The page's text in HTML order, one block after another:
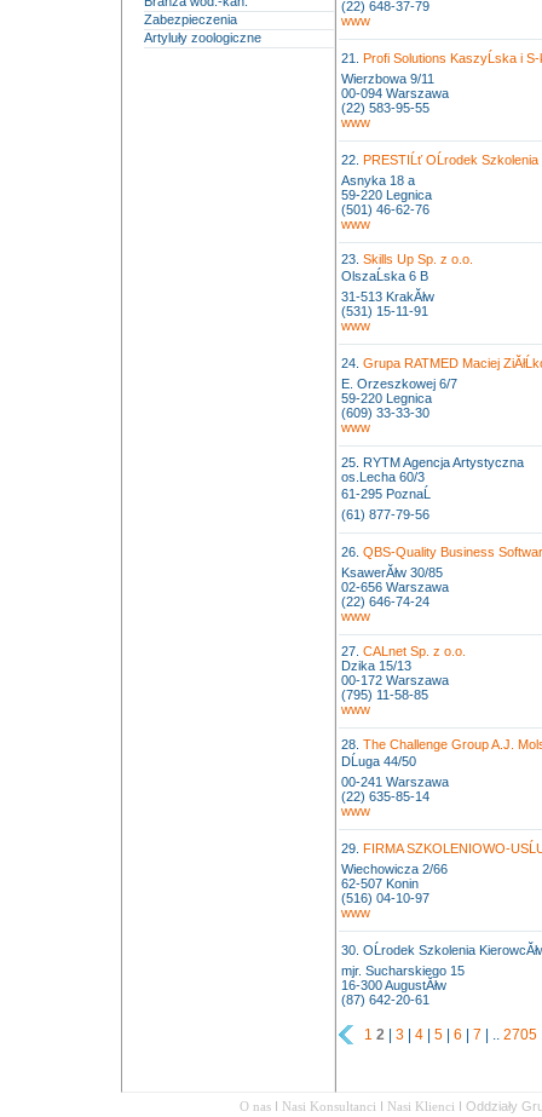
Zabezpieczenia
Artyluły zoologiczne
(22) 648-37-79
www
21. Profi Solutions KaszyĹska i
Wierzbowa 9/11
00-094 Warszawa
(22) 583-95-55
www
22. PRESTIĹť OĹrodek Szkolenia
Asnyka 18 a
59-220 Legnica
(501) 46-62-76
www
23. Skills Up Sp. z o.o.
OlszaĹska 6 B
31-513 KrakĂłw
(531) 15-11-91
www
24. Grupa RATMED Maciej
E. Orzeszkowej 6/7
59-220 Legnica
(609) 33-33-30
www
25. RYTM Agencja Artystyczna
os.Lecha 60/3
61-295 PoznaĹ
(61) 877-79-56
26. QBS-Quality Business
KsawerĂłw 30/85
02-656 Warszawa
(22) 646-74-24
www
27. CALnet Sp. z o.o.
Dzika 15/13
00-172 Warszawa
(795) 11-58-85
www
28. The Challenge Group A.J.
DĹuga 44/50
00-241 Warszawa
(22) 635-85-14
www
29. FIRMA SZKOLENIOWO-
Wiechowicza 2/66
62-507 Konin
(516) 04-10-97
www
30. OĹrodek Szkolenia
mjr. Sucharskiego 15
16-300 AugustĂłw
(87) 642-20-61
1 2 | 3 | 4 | 5 | 6 | 7 | .. 2705
O nas I Nasi Konsultanci I Nasi Klienci I Oddziały